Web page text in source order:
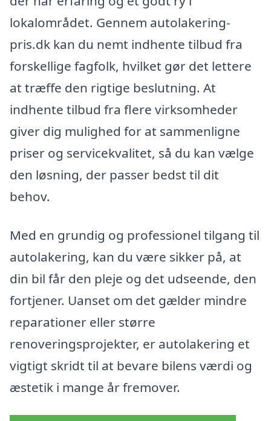
lokalområdet. Gennem autolakering-
pris.dk kan du nemt indhente tilbud fra
forskellige fagfolk, hvilket gør det lettere
at træffe den rigtige beslutning. At
indhente tilbud fra flere virksomheder
giver dig mulighed for at sammenligne
priser og servicekvalitet, så du kan vælge
den løsning, der passer bedst til dit
behov.
Med en grundig og professionel tilgang til
autolakering, kan du være sikker på, at
din bil får den pleje og det udseende, den
fortjener. Uanset om det gælder mindre
reparationer eller større
renoveringsprojekter, er autolakering et
vigtigt skridt til at bevare bilens værdi og
æstetik i mange år fremover.